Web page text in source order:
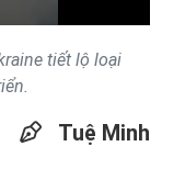
tiết lộ loại
Tuệ Minh